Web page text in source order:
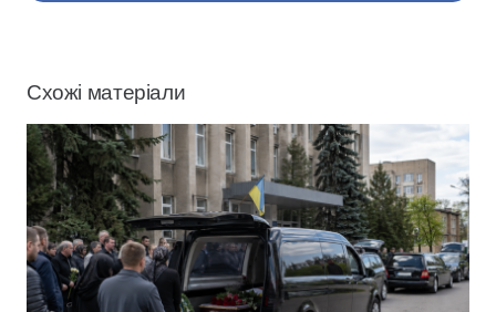
Схожі матеріали